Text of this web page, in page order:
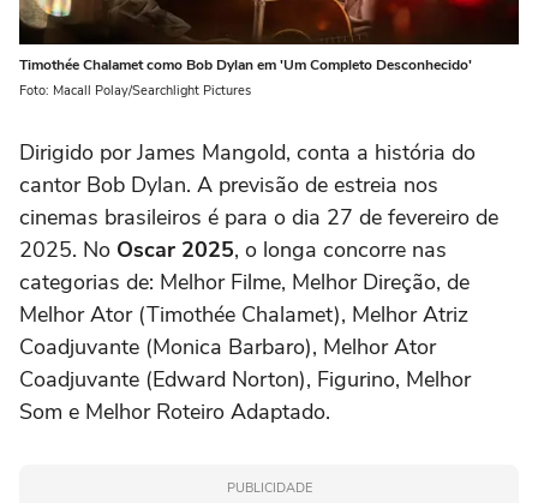
Timothée Chalamet como Bob Dylan em 'Um Completo Desconhecido'
Foto: Macall Polay/Searchlight Pictures
Dirigido por James Mangold, conta a história do
cantor Bob Dylan. A previsão de estreia nos
cinemas brasileiros é para o dia 27 de fevereiro de
2025. No Oscar 2025, o longa concorre nas
categorias de: Melhor Filme, Melhor Direção, de
Melhor Ator (Timothée Chalamet), Melhor Atriz
Coadjuvante (Monica Barbaro), Melhor Ator
Coadjuvante (Edward Norton), Figurino, Melhor
Som e Melhor Roteiro Adaptado.
PUBLICIDADE